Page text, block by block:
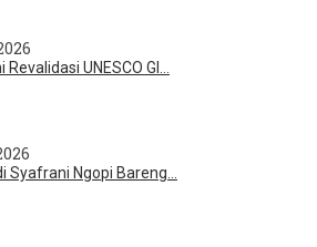
UNESCO Gl…
Syafrani Ngopi Bareng…